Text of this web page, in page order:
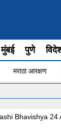
मुंबई पुणे
मराठा आरक्षण
Bhavishya